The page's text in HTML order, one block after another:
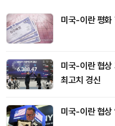
미국-이란 평화
미국-이란 협상
최고치 경신
미국-이란 협상